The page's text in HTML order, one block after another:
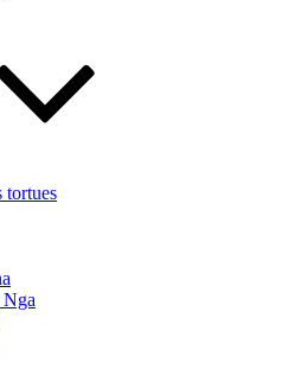
tortues
Nga